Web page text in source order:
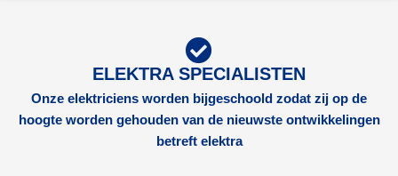
ELEKTRA SPECIALISTEN
Onze elektriciens worden bijgeschoold zodat zij op de
hoogte worden gehouden van de nieuwste ontwikkelingen
betreft elektra